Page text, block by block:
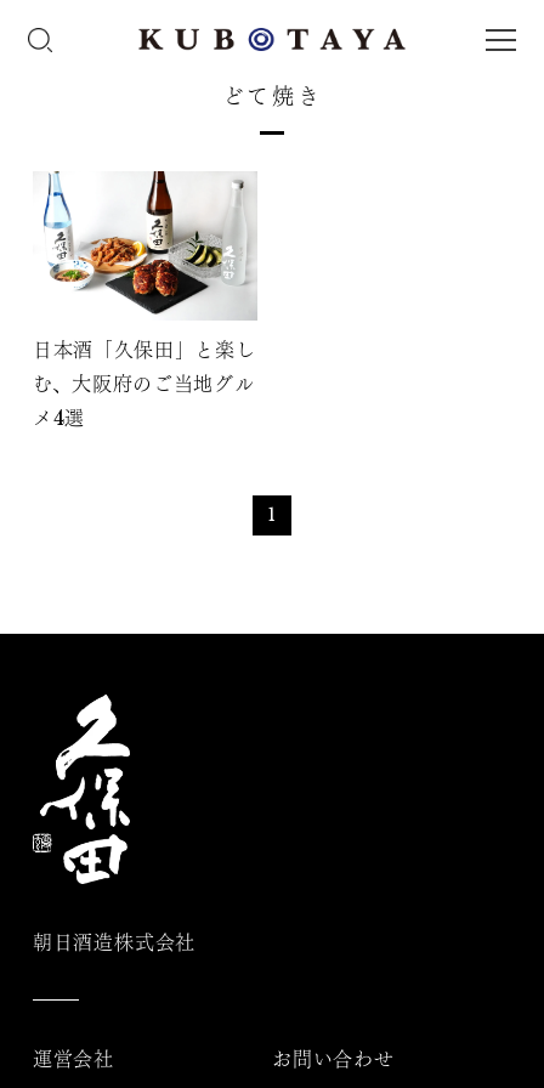
どて焼き
日本酒「久保田」と楽し
む、大阪府のご当地グル
メ4選
1
朝日酒造株式会社
運営会社 お問い合わせ